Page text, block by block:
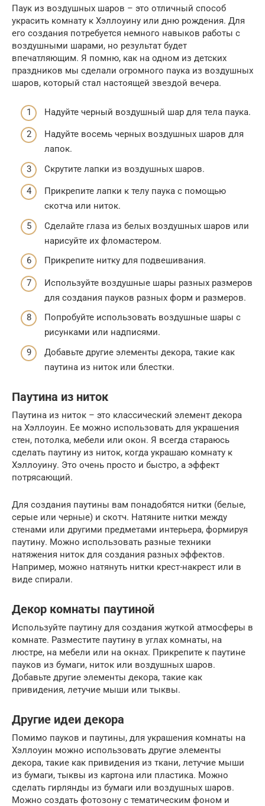
Паук из воздушных шаров – это отличный способ
украсить комнату к Хэллоуину или дню рождения. Для
его создания потребуется немного навыков работы с
воздушными шарами, но результат будет
впечатляющим. Я помню, как на одном из детских
праздников мы сделали огромного паука из воздушных
шаров, который стал настоящей звездой вечера.
Надуйте черный воздушный шар для тела паука.
Надуйте восемь черных воздушных шаров для
лапок.
Скрутите лапки из воздушных шаров.
Прикрепите лапки к телу паука с помощью
скотча или ниток.
Сделайте глаза из белых воздушных шаров или
нарисуйте их фломастером.
Прикрепите нитку для подвешивания.
Используйте воздушные шары разных размеров
для создания пауков разных форм и размеров.
Попробуйте использовать воздушные шары с
рисунками или надписями.
Добавьте другие элементы декора, такие как
паутина из ниток или блестки.
Паутина из ниток
Паутина из ниток – это классический элемент декора
на Хэллоуин. Ее можно использовать для украшения
стен, потолка, мебели или окон. Я всегда стараюсь
сделать паутину из ниток, когда украшаю комнату к
Хэллоуину. Это очень просто и быстро, а эффект
потрясающий.
Для создания паутины вам понадобятся нитки (белые,
серые или черные) и скотч. Натяните нитки между
стенами или другими предметами интерьера, формируя
паутину. Можно использовать разные техники
натяжения ниток для создания разных эффектов.
Например, можно натянуть нитки крест-накрест или в
виде спирали.
Декор комнаты паутиной
Используйте паутину для создания жуткой атмосферы в
комнате. Разместите паутину в углах комнаты, на
люстре, на мебели или на окнах. Прикрепите к паутине
пауков из бумаги, ниток или воздушных шаров.
Добавьте другие элементы декора, такие как
привидения, летучие мыши или тыквы.
Другие идеи декора
Помимо пауков и паутины, для украшения комнаты на
Хэллоуин можно использовать другие элементы
декора, такие как привидения из ткани, летучие мыши
из бумаги, тыквы из картона или пластика. Можно
сделать гирлянды из бумаги или воздушных шаров.
Можно создать фотозону с тематическим фоном и